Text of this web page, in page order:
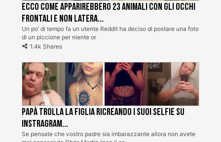
Ecco come apparirebbero 23 animali con gli occhi
frontali e non latera...
Un po’ di tempo fa un utente Reddit ha deciso di postare una foto
di un piccione per niente or
1.4k Shares
Papà trolla la figlia ricreando i suoi selfie su
Instragram...
Se pensate che vostro padre sia imbarazzante allora non avete